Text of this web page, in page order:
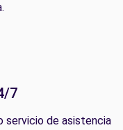
7
servicio de asistencia